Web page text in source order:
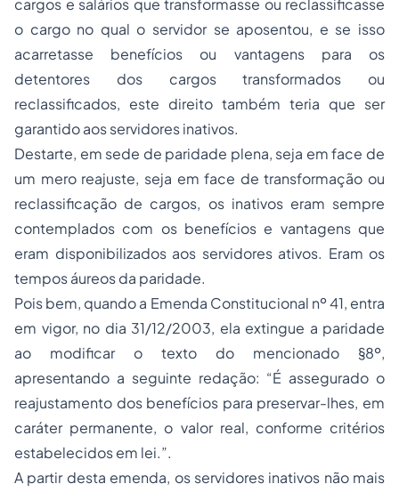
cargos e salários que transformasse ou reclassificasse
o cargo no qual o servidor se aposentou, e se isso
acarretasse benefícios ou vantagens para os
detentores dos cargos transformados ou
reclassificados, este direito também teria que ser
garantido aos servidores inativos.
Destarte, em sede de paridade plena, seja em face de
um mero reajuste, seja em face de transformação ou
reclassificação de cargos, os inativos eram sempre
contemplados com os benefícios e vantagens que
eram disponibilizados aos servidores ativos. Eram os
tempos áureos da paridade.
Pois bem, quando a Emenda Constitucional nº 41, entra
em vigor, no dia 31/12/2003, ela extingue a paridade
ao modificar o texto do mencionado §8º,
apresentando a seguinte redação: “É assegurado o
reajustamento dos benefícios para preservar-lhes, em
caráter permanente, o valor real, conforme critérios
estabelecidos em lei.”.
A partir desta emenda, os servidores inativos não mais